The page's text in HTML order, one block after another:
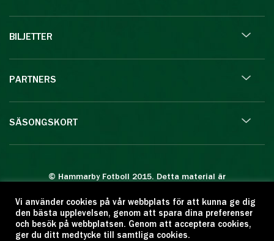
BILJETTER
PARTNERS
SÄSONGSKORT
© Hammarby Fotboll 2015. Detta material är
Eftertryck eller annan kopiering är förbjuden.
Citera oss gärna men ange källan:
www.hammarbyfotboll.se. Ansvarig utgivare:
Vi använder cookies på vår webbplats för att kunna ge dig
den bästa upplevelsen, genom att spara dina preferenser
och besök på webbplatsen. Genom att acceptera cookies,
ger du ditt medtycke till samtliga cookies.